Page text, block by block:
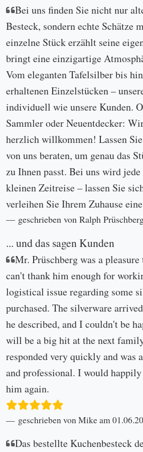
Bei uns finden Sie nicht nur
Besteck, sondern echte Schätze
einzelne Stück erzählt seine
bringt eine einzigartige
Vom eleganten Tafelsilber bis
erhaltenen Einzelstücken –
individuell wie unsere Kunden.
Sammler oder Neuentdecker:
herzlich willkommen! Lassen
von uns beraten, um genau das
zu Ihnen passt. Bei uns wird
kleinen Zeitreise – lassen Sie
verleihen Sie Ihrem Zuhause
geschrieben von Ralph
... und das sagen Kunden
Mr. Prüschberg was a
can't thank him enough for
logistical issue regarding some
purchased. The silverware
he described, and I couldn't be
will be a big hit at the next
responded very quickly and was
and professional. I would
him again.
geschrieben von Mike am
Das bestellte Kuchenbesteck